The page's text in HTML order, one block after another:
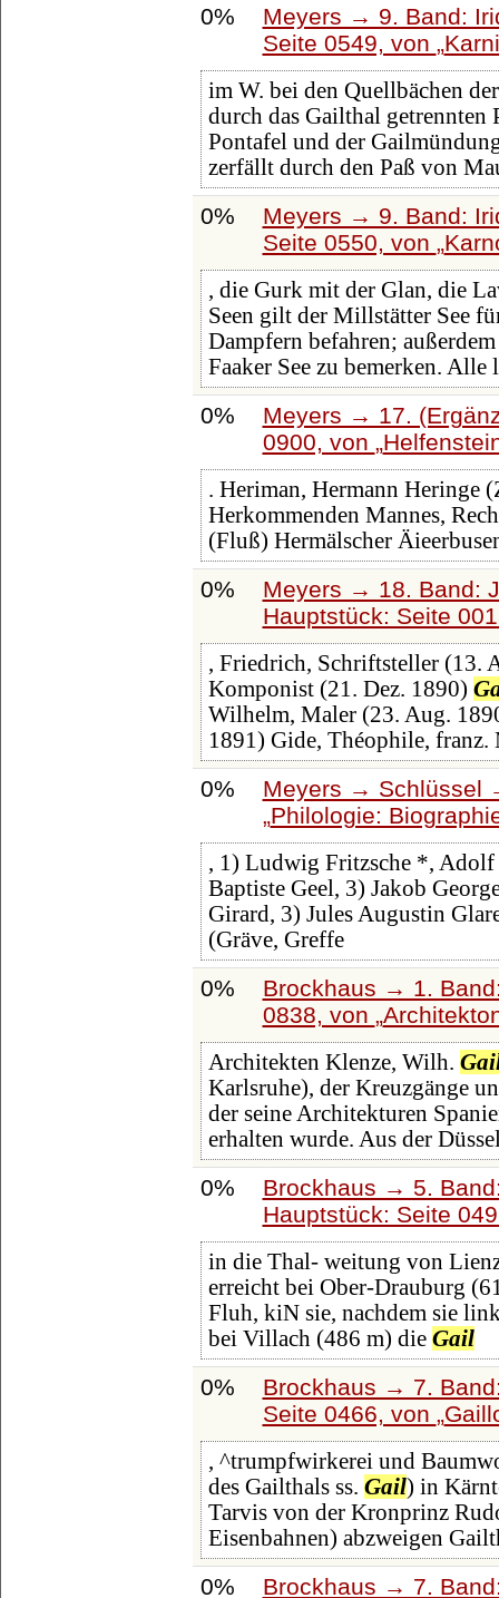
0%
Meyers → 9. Band:
Seite 0549, von
im W. bei den Quellbächen
durch das Gailthal getrennten
Pontafel und der
zerfällt durch den Paß von
0%
Meyers → 9. Band:
Seite 0550, von
, die Gurk mit der Glan, die
Seen gilt der Millstätter See
Dampfern befahren;
Faaker See zu bemerken. Alle
0%
Meyers → 17.
0900, von
. Heriman, Hermann Heringe
Herkommenden Mannes,
(Fluß) Hermälscher
0%
Meyers → 18. Band:
Hauptstück: Seite
, Friedrich, Schriftsteller (13.
Komponist (21. Dez. 1890)
Wilhelm, Maler (23. Aug.
1891) Gide, Théophile, franz.
0%
Meyers → Schlüssel
Philologie:
, 1) Ludwig Fritzsche *,
Baptiste Geel, 3) Jakob
Girard, 3) Jules Augustin
(Gräve, Greffe
0%
Brockhaus → 1.
0838, von
Architekten Klenze, Wilh.
Karlsruhe), der Kreuzgänge
der seine Architekturen
erhalten wurde. Aus der
0%
Brockhaus → 5.
Hauptstück: Seite
in die Thal- weitung von
erreicht bei Ober-Drauburg
Fluh, kiN sie, nachdem sie
bei Villach (486 m) die Gail
0%
Brockhaus → 7.
Seite 0466, von
, ^trumpfwirkerei und
des Gailthals ss. Gail) in
Tarvis von der Kronprinz
Eisenbahnen) abzweigen
0%
Brockhaus → 7.